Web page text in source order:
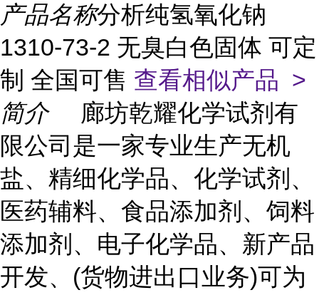
产品名称分析纯氢氧化钠
1310-73-2 无臭白色固体 可定
制 全国可售 查看相似产品 >
简介
廊坊乾耀化学试剂有
限公司是一家专业生产无机
盐、精细化学品、化学试剂、
医药辅料、食品添加剂、饲料
添加剂、电子化学品、新产品
开发、(货物进出口业务)可为